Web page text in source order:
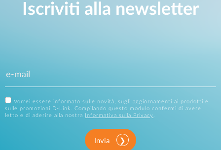
Iscriviti alla newsletter
Vorrei essere informato sulle novità, sugli aggiornamenti ai prodotti e
sulle promozioni D-Link. Compilando questo modulo confermi di avere
letto e di aderire alla nostra
Informativa sulla Privacy .
Invia